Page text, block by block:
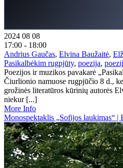
2024 08 08
17:00 - 18:00
Andrius Gaučas, Elvina Baužaitė,
Pasikalbėkim rugpjūty, poezija,
Poezijos ir muzikos pavakarė
Čiurlionio namuose rugpjūčio 8 d.,
grožinės literatūros kūrinių autorės
niekur [...]
More Info
Monospektaklis „Sofijos laukimas“ |